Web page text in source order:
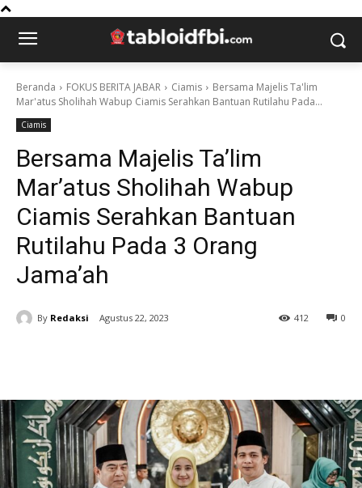
Beranda FOKUS BERITA JABAR Ciamis
Bersama Majelis Ta'lim
Mar'atus Sholihah Wabup Ciamis Serahkan Bantuan Rutilahu Pada...
Ciamis
Bersama Majelis Ta’lim
Mar’atus Sholihah Wabup
Ciamis Serahkan Bantuan
Rutilahu Pada 3 Orang
Jama’ah
By Redaksi Agustus 22, 2023 0
412